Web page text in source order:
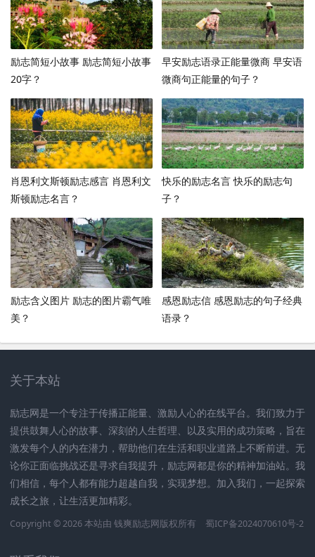
励志简短小故事 励志简短小故事
20字？
早安励志语录正能量微商 早安语
微商句正能量的句子？
肖恩利文斯顿励志感言 肖恩利文
斯顿励志名言？
快乐的励志名言 快乐的励志句
子？
励志含义图片 励志的图片霸气唯
美？
感恩励志信 感恩励志的句子经典
语录？
关于本站
励志网是一个专注于传播正能量、激励人心的在线平台。我们致力于
提供鼓舞人心的故事、深刻的人生哲理、以及实用的成功策略，旨在
激发每个人的内在潜力，帮助他们在生活和职业道路上不断前进。无
论你正面临挑战还是寻求自我提升，励志网都是你的精神加油站。我
们相信，每个人都有能力超越自我，实现梦想。加入我们，一起探索
成长之旅，让生活更加精彩。
Copyright © 2026 本站由 钱爽励志网版权所有 蜀ICP备2024070610号-2